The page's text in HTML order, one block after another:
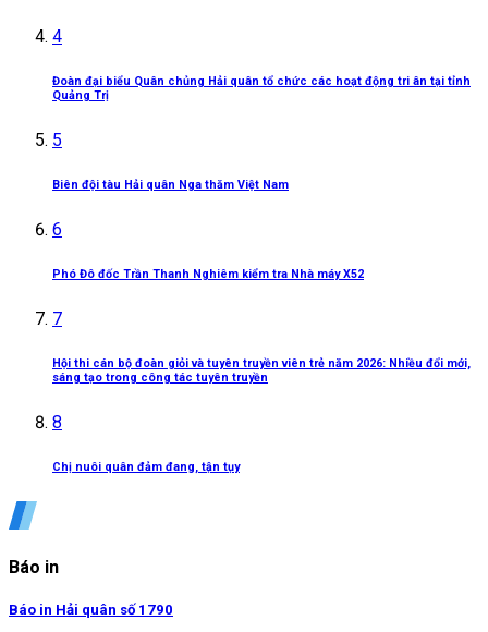
4
Đoàn đại biểu Quân chủng Hải quân tổ chức các hoạt động tri ân tại tỉnh
Quảng Trị
5
Biên đội tàu Hải quân Nga thăm Việt Nam
6
Phó Đô đốc Trần Thanh Nghiêm kiểm tra Nhà máy X52
7
Hội thi cán bộ đoàn giỏi và tuyên truyền viên trẻ năm 2026: Nhiều đổi mới,
sáng tạo trong công tác tuyên truyền
8
Chị nuôi quân đảm đang, tận tụy
Báo in
Báo in Hải quân số 1790